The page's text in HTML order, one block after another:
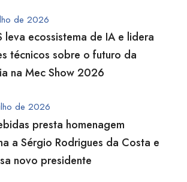
de 2026
leva ecossistema de IA e lidera
técnicos sobre o futuro da
na Mec Show 2026
de 2026
presta homenagem
a Sérgio Rodrigues da Costa e
novo presidente